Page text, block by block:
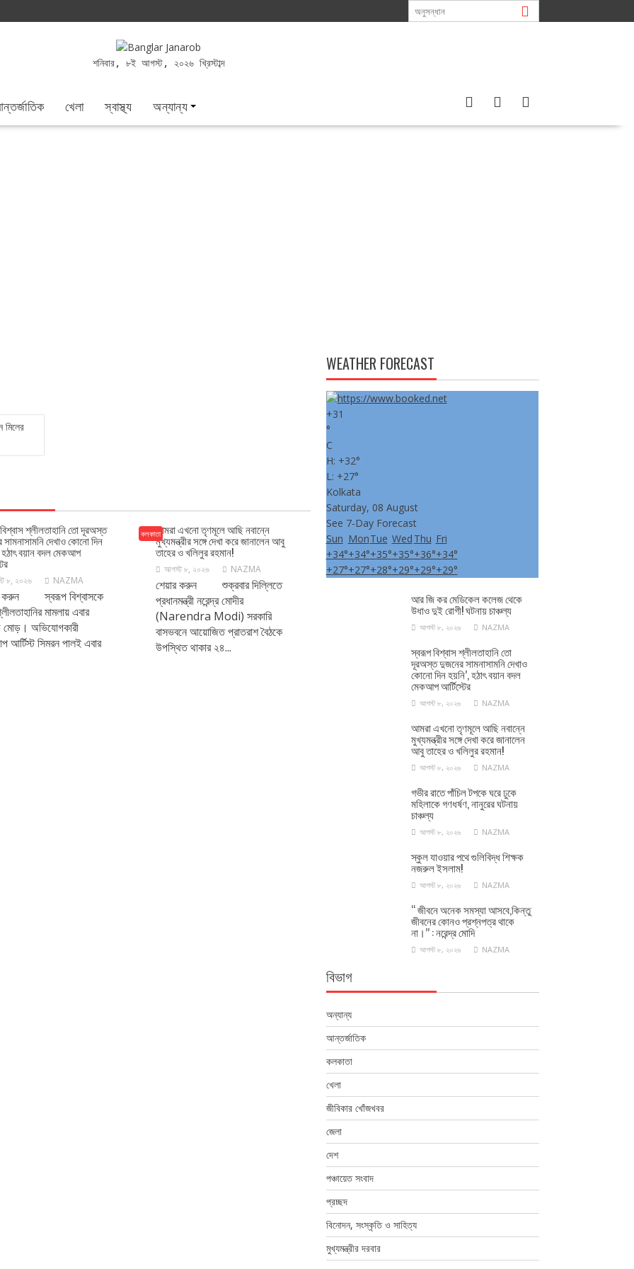
শনিবার, ৮ই আগস্ট, ২০২৬ খ্রিস্টাব্দ
খেলা স্বাস্থ্য অন্যান্য
মিলের
শ্লীলতাহানি তো দূরঅস্ত
দেখাও কোনো দিন
হঠাৎ বয়ান বদল মেকআপ
৮, ২০২৬ NAZMA
করুন স্বরূপ বিশ্বাসকে
মামলায় এবার
অভিযোগকারী
আর্টিস্ট সিমরন পালই এবার
কলকাতাআমরা এখনো তৃণমূলে আছি নবান্নে
মুখ্যমন্ত্রীর সঙ্গে দেখা করে জানালেন আবু
তাহের ও খলিলুর রহমান!
আগস্ট ৮, ২০২৬ NAZMA
শেয়ার করুন শুক্রবার দিল্লিতে
প্রধানমন্ত্রী নরেন্দ্র মোদীর
(Narendra Modi) সরকারি
বাসভবনে আয়োজিত প্রাতরাশ বৈঠকে
উপস্থিত থাকার ২৪...
WEATHER FORECAST
+31
°
C
H: +32°
L: +27°
Kolkata
Saturday, 08 August
See 7-Day Forecast
Sun MonTue Wed Thu Fri
+34°+34°+35°+35°+36°+34°
+27°+27°+28°+29°+29°+29°
আর জি কর মেডিকেল কলেজ থেকে
উধাও দুই রোগী! ঘটনায় চাঞ্চল্য
আগস্ট ৮, ২০২৬ NAZMA
স্বরূপ বিশ্বাস শ্লীলতাহানি তো
দূরঅস্ত দুজনের সামনাসামনি দেখাও
কোনো দিন হয়নি’, হঠাৎ বয়ান বদল
মেকআপ আর্টিস্টের
আগস্ট ৮, ২০২৬ NAZMA
আমরা এখনো তৃণমূলে আছি নবান্নে
মুখ্যমন্ত্রীর সঙ্গে দেখা করে জানালেন
আবু তাহের ও খলিলুর রহমান!
আগস্ট ৮, ২০২৬ NAZMA
গভীর রাতে পাঁচিল টপকে ঘরে ঢুকে
মহিলাকে গণধর্ষণ, নানুরের ঘটনায়
চাঞ্চল্য
আগস্ট ৮, ২০২৬ NAZMA
স্কুল যাওয়ার পথে গুলিবিদ্ধ শিক্ষক
নজরুল ইসলাম!
আগস্ট ৮, ২০২৬ NAZMA
‘‘ জীবনে অনেক সমস্যা আসবে,কিন্তু
জীবনের কোনও প্রশ্নপত্র থাকে
না।’’ : নরেন্দ্র মোদি
আগস্ট ৮, ২০২৬ NAZMA
বিভাগ
অন্যান্য
আন্তর্জাতিক
কলকাতা
খেলা
জীবিকার খোঁজখবর
জেলা
দেশ
পঞ্চায়েত সংবাদ
প্রচ্ছদ
বিনোদন, সংস্কৃতি ও সাহিত্য
মুখ্যমন্ত্রীর দরবার